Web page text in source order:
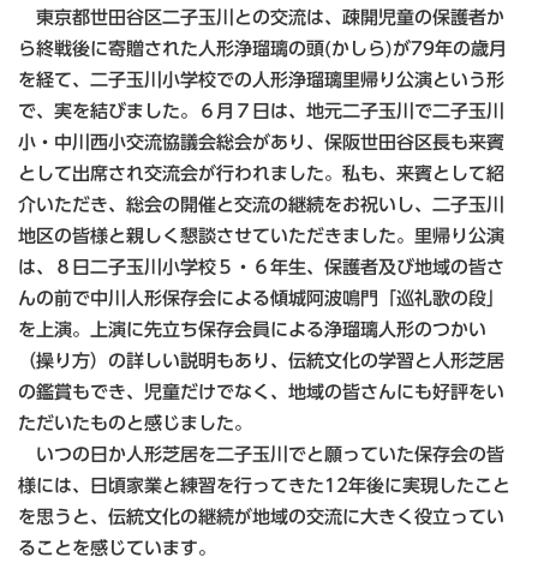
東京都世田谷区二子玉川との交流は、疎開児童の保護者か
ら終戦後に寄贈された人形浄瑠璃の頭(かしら)が79年の歳月
を経て、二子玉川小学校での人形浄瑠璃里帰り公演という形
で、実を結びました。６月７日は、地元二子玉川で二子玉川
小・中川西小交流協議会総会があり、保阪世田谷区長も来賓
として出席され交流会が行われました。私も、来賓として紹
介いただき、総会の開催と交流の継続をお祝いし、二子玉川
地区の皆様と親しく懇談させていただきました。里帰り公演
は、８日二子玉川小学校５・６年生、保護者及び地域の皆さ
んの前で中川人形保存会による傾城阿波鳴門「巡礼歌の段」
を上演。上演に先立ち保存会員による浄瑠璃人形のつかい
（操り方）の詳しい説明もあり、伝統文化の学習と人形芝居
の鑑賞もでき、児童だけでなく、地域の皆さんにも好評をい
ただいたものと感じました。
いつの日か人形芝居を二子玉川でと願っていた保存会の皆
様には、日頃家業と練習を行ってきた12年後に実現したこと
を思うと、伝統文化の継続が地域の交流に大きく役立ってい
ることを感じています。